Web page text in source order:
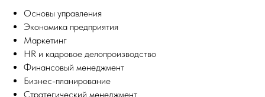
Основы управления
Экономика предприятия
Маркетинг
HR и кадровое делопроизводство
Финансовый менеджмент
Бизнес-планирование
Стратегический менеджмент